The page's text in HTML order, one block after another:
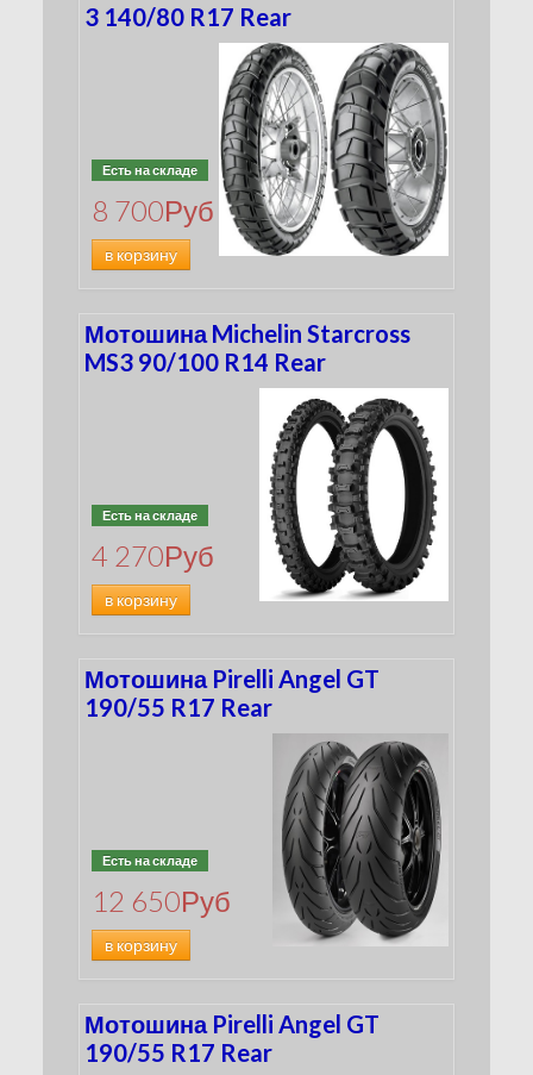
3 140/80 R17 Rear
Есть на складе
8 700Руб
в корзину
Мотошина Michelin Starcross
MS3 90/100 R14 Rear
Есть на складе
4 270Руб
в корзину
Мотошина Pirelli Angel GT
190/55 R17 Rear
Есть на складе
12 650Руб
в корзину
Мотошина Pirelli Angel GT
190/55 R17 Rear